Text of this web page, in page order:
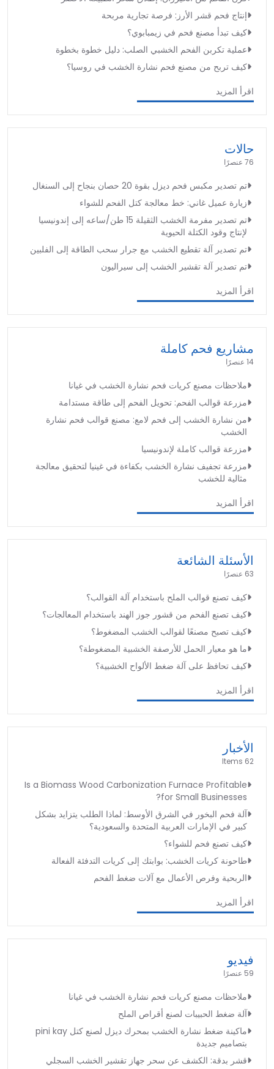
إنتاج فحم قشر الأرز: فرصة تجارية مربحة
كيف تبدأ مصنع فحم في زيمبابوي؟
عملية تكربن الفحم الخشبي الصلب: دليل خطوة بخطوة
كيف تربح من مصنع فحم نشارة الخشب في روسيا؟
اقرأ المزيد
حالات
76 عنصرًا
تم تصدير مكبس فحم ديزل بقوة 20 حصان بنجاح إلى السنغال
زيارة عميل غاني: خط معالجة كتل الفحم للشواء
تم تصدير مفرمة الخشب الثقيلة 15 طن/ساعه إلى إندونيسيا
لإنتاج وقود الكتلة الحيوية
تم تصدير آلة تقطيع الخشب مع جرار سحب الطاقة إلى الفلبين
تم تصدير آلة تقشير الخشب إلى سيراليون
اقرأ المزيد
مشاريع فحم كاملة
14 عنصرًا
ملاحظات مصنع كريات فحم نشارة الخشب في غيانا
مزرعة قوالب الفحم: تحويل الفحم إلى طاقة مستدامة
من نشارة الخشب إلى فحم لامع: مصنع قوالب فحم نشارة
الخشب
مزرعة قوالب كاملة لإندونيسيا
مزرعة تجفيف نشارة الخشب بكفاءة في غينيا لتحقيق معالجة
مثالية للخشب
اقرأ المزيد
الأسئلة الشائعة
63 عنصرًا
كيف تصنع قوالب الملح باستخدام آلة القوالب؟
كيف تصنع الفحم من قشور جوز الهند باستخدام المعالجات؟
كيف تصبح مصنعًا لقوالب الخشب المضغوط؟
ما هو معيار الحمل للأرصفة الخشبية المضغوطة؟
كيف تحافظ على آلة ضغط الألواح الخشبية؟
اقرأ المزيد
الأخبار
62 Items
Is a Biomass Wood Carbonization Furnace Profitable
for Small Businesses?
آلة فحم البخور في الشرق الأوسط: لماذا الطلب يتزايد بشكل
كبير في الإمارات العربية المتحدة والسعودية؟
كيف تصنع فحم للشواء؟
طاحونة كريات الخشب: بوابتك إلى كريات التدفئة الفعالة
الربحية وفرص الأعمال مع آلات ضغط الفحم
اقرأ المزيد
فيديو
59 عنصرًا
ملاحظات مصنع كريات فحم نشارة الخشب في غيانا
آلة ضغط الحبيبات لصنع أقراص الملح
ماكينة ضغط نشارة الخشب بمحرك ديزل لصنع كتل pini kay
بتصاميم جديدة
قشر بدقة: الكشف عن سحر جهاز تقشير الخشب السجلي